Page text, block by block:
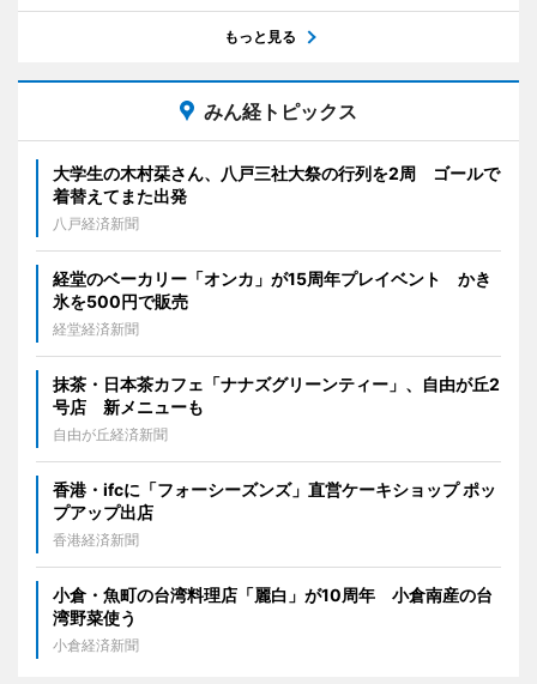
もっと見る
みん経トピックス
大学生の木村栞さん、八戸三社大祭の行列を2周 ゴールで
着替えてまた出発
八戸経済新聞
経堂のベーカリー「オンカ」が15周年プレイベント かき
氷を500円で販売
経堂経済新聞
抹茶・日本茶カフェ「ナナズグリーンティー」、自由が丘2
号店 新メニューも
自由が丘経済新聞
香港・ifcに「フォーシーズンズ」直営ケーキショップ ポッ
プアップ出店
香港経済新聞
小倉・魚町の台湾料理店「麗白」が10周年 小倉南産の台
湾野菜使う
小倉経済新聞